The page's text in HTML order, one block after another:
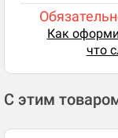
Как
что
С этим